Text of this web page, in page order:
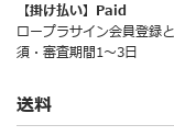
【掛け払い】Paid
ロープラサイン会員登録
須・審査期間1～3日
送料